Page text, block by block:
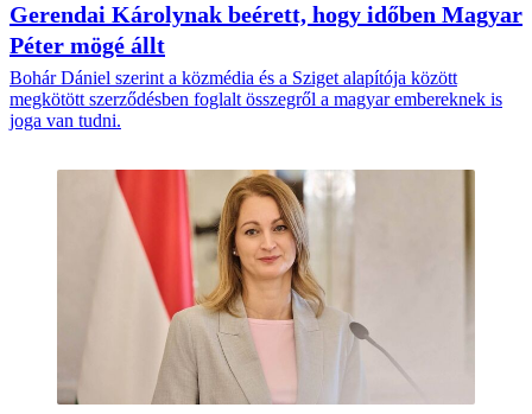
Gerendai Károlynak beérett, hogy időben Magyar
Péter mögé állt
Bohár Dániel szerint a közmédia és a Sziget alapítója között
megkötött szerződésben foglalt összegről a magyar embereknek is
joga van tudni.